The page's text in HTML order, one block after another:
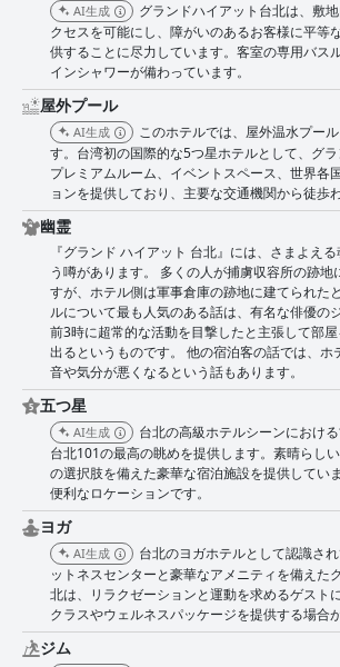
AI生成
グランドハイアット台北は、敷
クセスを可能にし、障がいのあるお客様に平等
供することに尽力しています。客室の専用バス
インシャワーが備わっています。
屋外プール
AI生成
このホテルでは、屋外温水プー
す。台湾初の国際的な5つ星ホテルとして、グ
プレミアムルーム、イベントスペース、世界各
ョンを提供しており、主要な交通機関から徒歩
幽霊
『グランド ハイアット 台北』には、さまよえ
う噂があります。 多くの人が捕虜収容所の跡地
すが、ホテル側は軍事倉庫の跡地に建てられた
ルについて最も人気のある話は、有名な俳優の
前3時に超常的な活動を目撃したと主張して部
出るというものです。 他の宿泊客の話では、ホ
音や気分が悪くなるという話もあります。
五つ星
AI生成
台北の高級ホテルシーンにおける
台北101の最高の眺めを提供します。素晴らし
の選択肢を備えた豪華な宿泊施設を提供してい
便利なロケーションです。
ヨガ
AI生成
台北のヨガホテルとして認識さ
ットネスセンターと豪華なアメニティを備えた
北は、リラクゼーションと運動を求めるゲスト
クラスやウェルネスパッケージを提供する場合
ジム